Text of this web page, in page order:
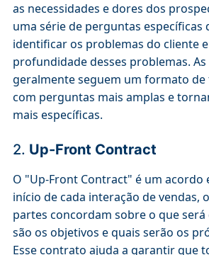
as necessidades e dores dos
uma série de perguntas específicas
identificar os problemas do cliente
profundidade desses problemas.
geralmente seguem um formato de
com perguntas mais amplas e
mais específicas.
2. Up-Front Contract
O "Up-Front Contract" é um acordo
início de cada interação de vendas,
partes concordam sobre o que
são os objetivos e quais serão os
Esse contrato ajuda a garantir que